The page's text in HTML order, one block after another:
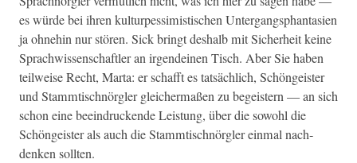
es würde bei ihren kul­turpes­simistis­chen Unter­gangsphan­tasien
ja ohne­hin nur stören. Sick bringt deshalb mit Sicher­heit keine
Sprach­wis­senschaftler an irgen­deinen Tisch. Aber Sie haben
teil­weise Recht, Mar­ta: er schafft es tat­säch­lich, Schöngeis­ter
und Stammtis­chnör­gler gle­icher­maßen zu begeis­tern — an sich
schon eine beein­druck­ende Leis­tung, über die sowohl die
Schöngeis­ter als auch die Stammtis­chnör­gler ein­mal nach­
denken sollten.